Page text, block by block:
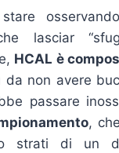
lasciar
HCAL è
da non avere
passare
,
strati di un